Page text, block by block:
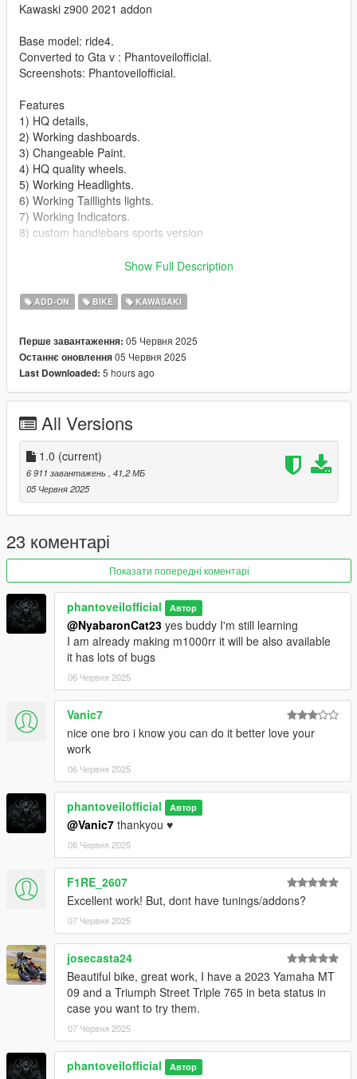
Kawaski z900 2021 addon
Base model: ride4.
Converted to Gta v : Phantoveilofficial.
Screenshots: Phantoveilofficial.
Features
1) HQ details,
2) Working dashboards.
3) Changeable Paint.
4) HQ quality wheels.
5) Working Headlights.
6) Working Taillights lights.
7) Working Indicators.
8) custom handlebars sports version
Bugs/ missing features
2) No side mirriors
3) No livery
Installation
1)unpack and move z900 folder to dlc packs
2)add item z900 in dlclist
Credits: Phantoveilofficial
No reupload without modification
Show Full Description
ADD-ON BIKE KAWASAKI
Перше завантаження: 05 Червня 2025
Останнє оновлення05 Червня 2025
Last Downloaded: 5 hours ago
All Versions
1.0 (current)
6 911 завантажень
, 41,2 МБ
05 Червня 2025
23 коментарі
Показати попередні коментарі
phantoveilofficial Автор
@NyabaronCat23 yes buddy I'm still learning
I am already making m1000rr it will be also available
it has lots of bugs
06 Червня 2025
Vanic7
nice one bro i know you can do it better love your
work
06 Червня 2025
phantoveilofficial Автор
@Vanic7 thankyou ♥️
06 Червня 2025
F1RE_2607
Excellent work! But, dont have tunings/addons?
07 Червня 2025
josecasta24
Beautiful bike, great work, I have a 2023 Yamaha MT
09 and a Triumph Street Triple 765 in beta status in
case you want to try them.
07 Червня 2025
phantoveilofficial Автор